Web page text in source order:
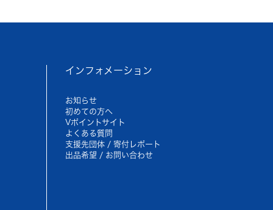
インフォメーション
お知らせ
初めての方へ
Vポイントサイト
よくある質問
支援先団体 / 寄付レポート
出品希望 / お問い合わせ